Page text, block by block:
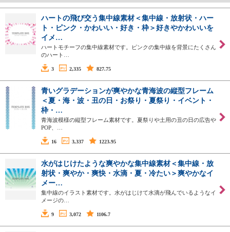
ハートの飛び交う集中線素材＜集中線・放射状・ハー
ト・ピンク・かわいい・好き・枠＞好きやかわいいを
イメ…
ハートモチーフの集中線素材です。ピンクの集中線を背景にたくさん
のハート…
3 2,335 827.75
青いグラデーションが爽やかな青海波の縦型フレーム
＜夏・海・波・丑の日・お祭り・夏祭り・イベント・
枠・…
青海波模様の縦型フレーム素材です。夏祭りや土用の丑の日の広告や
POP、…
16 3,337 1223.95
水がはじけたような爽やかな集中線素材＜集中線・放
射状・爽やか・爽快・水滴・夏・冷たい＞爽やかなイ
メー…
集中線のイラスト素材です。水がはじけて水滴が飛んでいるようなイ
メージの…
9 3,072 1106.7